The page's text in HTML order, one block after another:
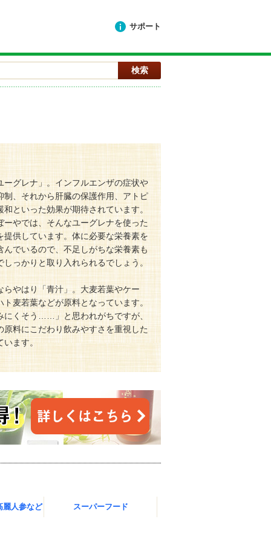
サポート
ーグレナ」。インフルエンザの症状や
制、それから肝臓の保護作用、アトピ
和といった効果が期待されています。
ーやでは、そんなユーグレナを使った
提供しています。体に必要な栄養素を
んでいるので、不足しがちな栄養素も
しっかりと取り入れられるでしょう。
らやはり「青汁」。大麦若葉やケー
ト麦若葉などが原料となっています。
にくそう……」と思われがちですが、
原料にこだわり飲みやすさを重視した
ます。
麗人参など スーパーフード